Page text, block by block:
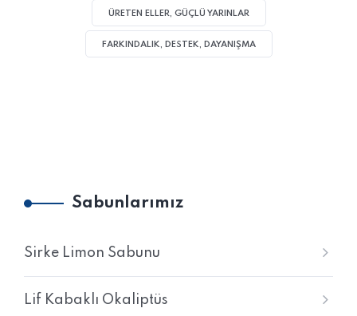
ÜRETEN ELLER, GÜÇLÜ YARINLAR
FARKINDALIK, DESTEK, DAYANIŞMA
Sabunlarımız
Sirke Limon Sabunu
Lif Kabaklı Okaliptüs